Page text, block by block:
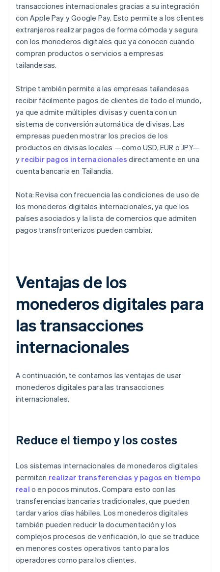
transacciones internacionales gracias a su integración
con Apple Pay y Google Pay. Esto permite a los clientes
extranjeros realizar pagos de forma cómoda y segura
con los monederos digitales que ya conocen cuando
compran productos o servicios a empresas
tailandesas.
Stripe también permite a las empresas tailandesas
recibir fácilmente pagos de clientes de todo el mundo,
ya que admite múltiples divisas y cuenta con un
sistema de conversión automática de divisas. Las
empresas pueden mostrar los precios de los
productos en divisas locales —como USD, EUR o JPY—
y recibir pagos internacionales directamente en una
cuenta bancaria en Tailandia.
Nota: Revisa con frecuencia las condiciones de uso de
los monederos digitales internacionales, ya que los
países asociados y la lista de comercios que admiten
pagos transfronterizos pueden cambiar.
Ventajas de los
monederos digitales para
las transacciones
internacionales
A continuación, te contamos las ventajas de usar
monederos digitales para las transacciones
internacionales.
Reduce el tiempo y los costes
Los sistemas internacionales de monederos digitales
permiten realizar transferencias y pagos en tiempo
real o en pocos minutos. Compara esto con las
transferencias bancarias tradicionales, que pueden
tardar varios días hábiles. Los monederos digitales
también pueden reducir la documentación y los
complejos procesos de verificación, lo que se traduce
en menores costes operativos tanto para los
operadores como para los clientes.